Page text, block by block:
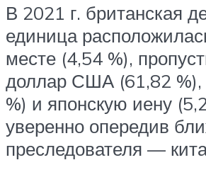
В 2021 г. британская
единица
месте (4,54 %),
доллар США (61,82 %),
%) и японскую иену
уверенно опередив
преследователя —